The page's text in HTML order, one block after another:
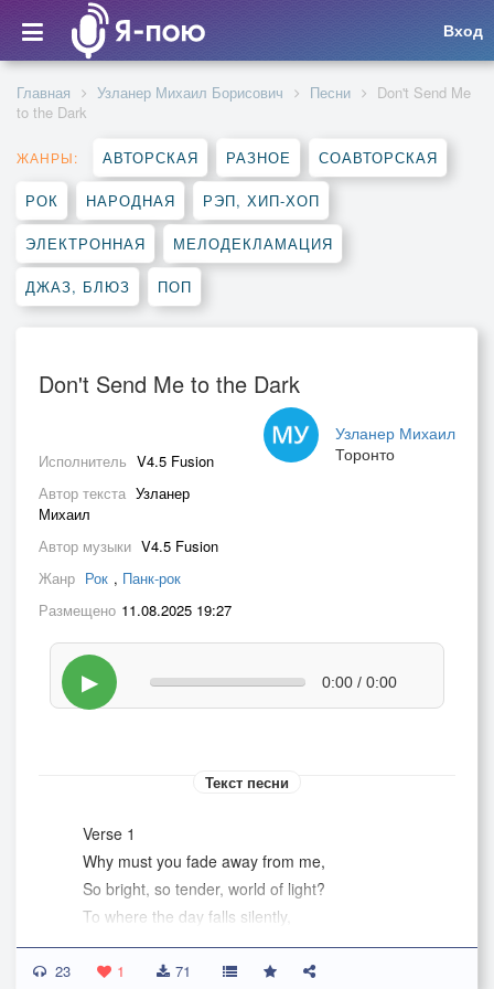
Вход
Главная Узланер Михаил Борисович Песни
Don't Send Me
to the Dark
ЖАНРЫ: АВТОРСКАЯ РАЗНОЕ СОАВТОРСКАЯ
РОК НАРОДНАЯ РЭП, ХИП-ХОП
ЭЛЕКТРОННАЯ МЕЛОДЕКЛАМАЦИЯ
ДЖАЗ, БЛЮЗ ПОП
Don't Send Me to the Dark
Узланер Михаил
Торонто
Исполнитель V4.5 Fusion
Автор текста Узланер
Михаил
Автор музыки V4.5 Fusion
Жанр Рок , Панк-рок
Размещено 11.08.2025 19:27
▶ 0:00 / 0:00
Текст песни
Verse 1
Why must you fade away from me,
So bright, so tender, world of light?
To where the day falls silently,
And life burns out into the night.
With twilight"s final, fading gleam,
23 1 71